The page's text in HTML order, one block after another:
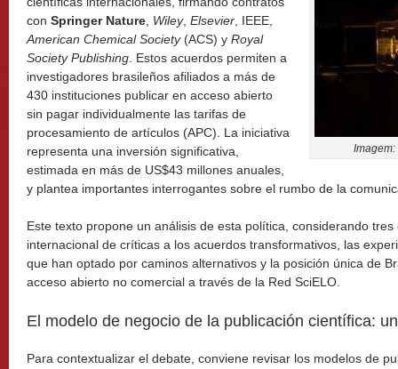
Imagem:
con Springer Nature Wiley, Elsevier , IEEE,
American Chemical Society(ACS) y Royal
Society Publishing . Estos acuerdos permiten a
investigadores brasileños afiliados a más de
430 instituciones publicar en acceso abierto
sin pagar individualmente las tarifas de
procesamiento de artículos (APC). La iniciativa
representa una inversión significativa,
estimada en más de US$43 millones anuales,
y plantea importantes interrogantes sobre el rumbo de la
Este texto propone un análisis de esta política, considerando
internacional de críticas a los acuerdos transformativos, las
que han optado por caminos alternativos y la posición única de
acceso abierto no comercial a través de la Red SciELO.
El modelo de negocio de la publicación científica:
Para contextualizar el debate, conviene revisar los modelos de